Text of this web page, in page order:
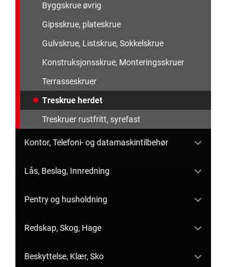
Byggskrue øvrig
Gipsskrue, plateskrue
Gulvskrue, Listskrue, Sokkelskrue
Konstruksjonsskrue, Monteringsskruer
Terrasseskruer
Treskrue herdet
Treskruer rustfritt, syrefast
Kontor, Telefoni- og datamaskintilbehør
Lås, Beslag, Innredning
Pentry og husholdning
Redskap, Skog, Hage
Beskyttelse, Klær, Sko